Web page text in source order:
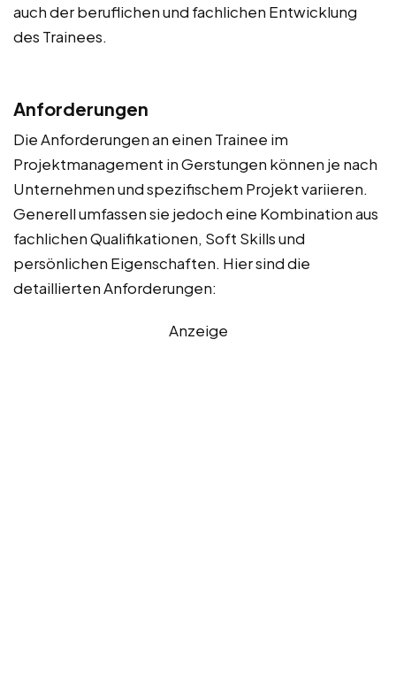
auch der beruflichen und fachlichen Entwicklung
des Trainees.
Anforderungen
Die Anforderungen an einen Trainee im
Projektmanagement in Gerstungen können je nach
Unternehmen und spezifischem Projekt variieren.
Generell umfassen sie jedoch eine Kombination aus
fachlichen Qualifikationen, Soft Skills und
persönlichen Eigenschaften. Hier sind die
detaillierten Anforderungen:
Anzeige